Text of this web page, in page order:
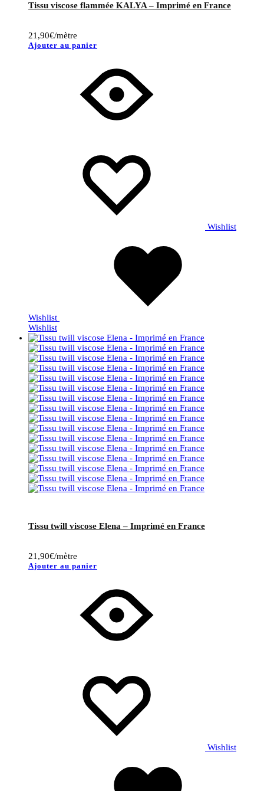
Tissu viscose flammée KALYA – Imprimé en France
21,90€/mètre
Ajouter au panier
Wishlist
Wishlist
Wishlist
Tissu twill viscose Elena – Imprimé en France
21,90€/mètre
Ajouter au panier
Wishlist